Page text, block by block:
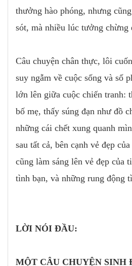
thưởng hào phóng, nhưng
sót, mà nhiều lúc tưởng chừng
Câu chuyện chân thực, lôi
suy ngẫm về cuộc sống và số
lớn lên giữa cuộc chiến tranh:
bố mẹ, thấy súng đạn như đồ
những cái chết xung quanh
sau tất cả, bên cạnh vẻ đẹp
cũng làm sáng lên vẻ đẹp của
tình bạn, và những rung động
LỜI NÓI ĐẦU:
MỘT CÂU CHUYỆN SINH